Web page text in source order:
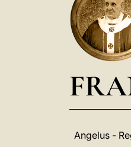
Angelus -